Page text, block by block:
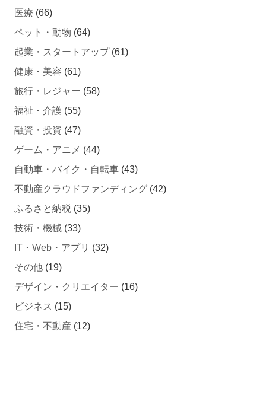
医療 (66)
ペット・動物 (64)
起業・スタートアップ(61)
健康・美容 (61)
旅行・レジャー (58)
福祉・介護 (55)
融資・投資 (47)
ゲーム・アニメ (44)
自動車・バイク・自転車 (43)
不動産クラウドファンディング (42)
ふるさと納税 (35)
技術・機械 (33)
IT・Web・アプリ (32)
その他 (19)
デザイン・クリエイター (16)
ビジネス (15)
住宅・不動産 (12)